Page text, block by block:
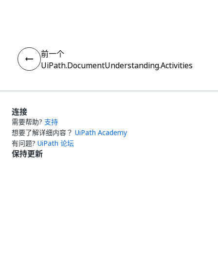
前一个
UiPath.DocumentUnderstanding.Activities
连接
需要帮助? 支持
想要了解详细内容？ UiPath Academy
有问题? UiPath 论坛
保持更新